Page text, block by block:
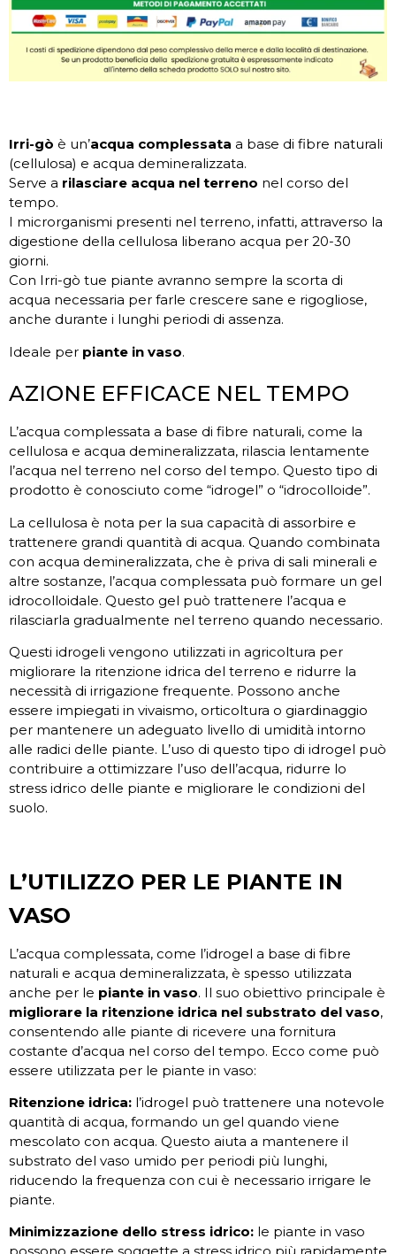
Irri-gò è un’acqua complessata a base di fibre naturali
(cellulosa) e acqua demineralizzata.
Serve a rilasciare acqua nel terreno nel corso del
tempo.
I microrganismi presenti nel terreno, infatti, attraverso la
digestione della cellulosa liberano acqua per 20-30
giorni.
Con Irri-gò tue piante avranno sempre la scorta di
acqua necessaria per farle crescere sane e rigogliose,
anche durante i lunghi periodi di assenza.
Ideale per piante in vaso.
AZIONE EFFICACE NEL TEMPO
L’acqua complessata a base di fibre naturali, come la
cellulosa e acqua demineralizzata, rilascia lentamente
l’acqua nel terreno nel corso del tempo. Questo tipo di
prodotto è conosciuto come “idrogel” o “idrocolloide”.
La cellulosa è nota per la sua capacità di assorbire e
trattenere grandi quantità di acqua. Quando combinata
con acqua demineralizzata, che è priva di sali minerali e
altre sostanze, l’acqua complessata può formare un gel
idrocolloidale. Questo gel può trattenere l’acqua e
rilasciarla gradualmente nel terreno quando necessario.
Questi idrogeli vengono utilizzati in agricoltura per
migliorare la ritenzione idrica del terreno e ridurre la
necessità di irrigazione frequente. Possono anche
essere impiegati in vivaismo, orticoltura o giardinaggio
per mantenere un adeguato livello di umidità intorno
alle radici delle piante. L’uso di questo tipo di idrogel può
contribuire a ottimizzare l’uso dell’acqua, ridurre lo
stress idrico delle piante e migliorare le condizioni del
suolo.
L’UTILIZZO PER LE PIANTE IN
VASO
L’acqua complessata, come l’idrogel a base di fibre
naturali e acqua demineralizzata, è spesso utilizzata
anche per le piante in vaso. Il suo obiettivo principale è
migliorare la ritenzione idrica nel substrato del vaso,
consentendo alle piante di ricevere una fornitura
costante d’acqua nel corso del tempo. Ecco come può
essere utilizzata per le piante in vaso:
Ritenzione idrica: l’idrogel può trattenere una notevole
quantità di acqua, formando un gel quando viene
mescolato con acqua. Questo aiuta a mantenere il
substrato del vaso umido per periodi più lunghi,
riducendo la frequenza con cui è necessario irrigare le
piante.
Minimizzazione dello stress idrico: le piante in vaso